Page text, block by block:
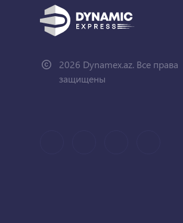
2026 Dynamex.az. Все права
защищены